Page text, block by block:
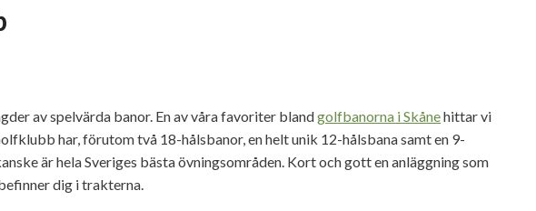
av spelvärda banor. En av våra favoriter blandgolfbanorna i Skånehittar vi
har, förutom två 18-hålsbanor, en helt unik 12-hålsbana samt en 9-
är hela Sveriges bästa övningsområden. Kort och gott en anläggning som
dig i trakterna.